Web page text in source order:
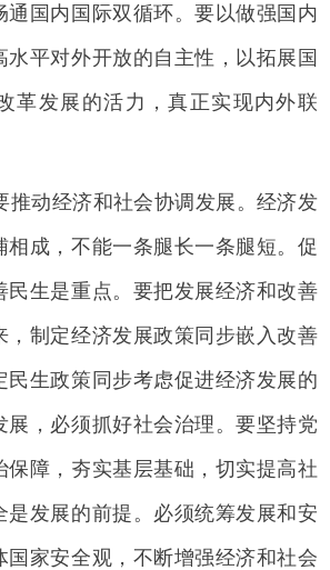
通国内国际双循环。要以做强国内
水平对外开放的自主性，以拓展国
革发展的活力，真正实现内外联
推动经济和社会协调发展。经济发
相成，不能一条腿长一条腿短。促
民生是重点。要把发展经济和改善
，制定经济发展政策同步嵌入改善
民生政策同步考虑促进经济发展的
展，必须抓好社会治理。要坚持党
保障，夯实基层基础，切实提高社
是发展的前提。必须统筹发展和安
国家安全观，不断增强经济和社会